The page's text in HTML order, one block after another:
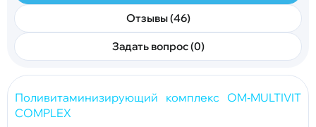
Отзывы (46)
Задать вопрос (0)
Поливитаминизирующий комплекс OM‑MULTIVIT
COMPLEX